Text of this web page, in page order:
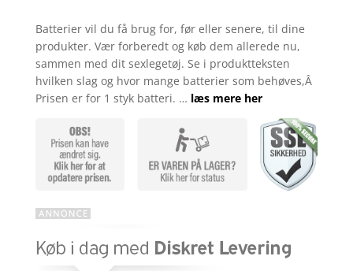
ud af 5
baseret på
kundebedø
mmelser
Batterier vil du få brug for, før eller senere, til dine
produkter. Vær forberedt og køb dem allerede nu,
sammen med dit sexlegetøj. Se i produktteksten
hvilken slag og hvor mange batterier som behøves,Â
Prisen er for 1 styk batteri. … læs mere her